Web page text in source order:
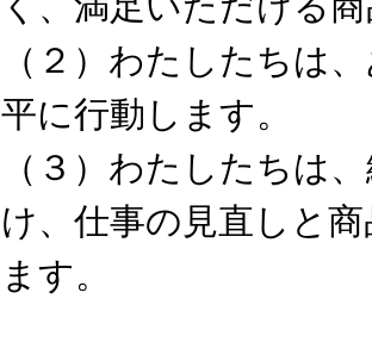
（２）わたしたちは
平に行動します。
（３）わたしたちは
け、仕事の見直しと
ます。